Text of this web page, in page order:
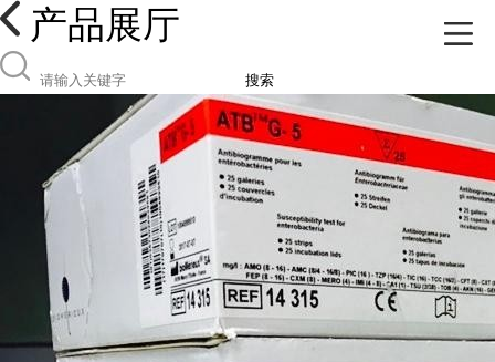
产品展厅
搜索